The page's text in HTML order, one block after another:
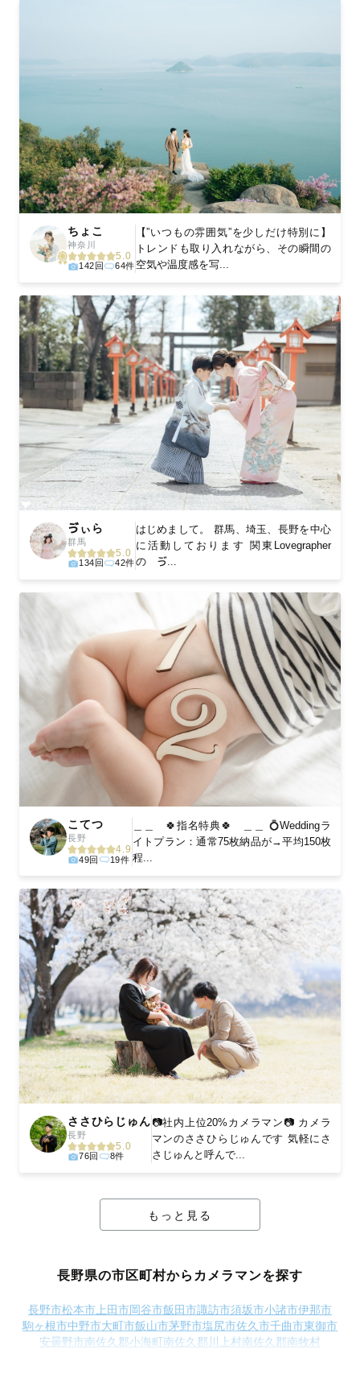
撮影後は、独自の編集技術で写真の明るさや色合いを丁寧に調
整。自然な雰囲気を残しつつも、おしゃれで洗練された仕上がり
出会えます。まずは、ラブグラフの
ちょこ
神奈川
5.0
142回 64件
【”いつもの雰囲気”を少しだけ特別に】
トレンドも取り入れながら、その瞬間の
空気や温度感を写...
ゔぃら
群馬
5.0
134回 42件
はじめまして。 群馬、埼玉、長野を中心
に活動しております 関東Lovegrapher
の ゔ...
こてつ
長野
4.9
49回 19件
＿＿ 🍀指名特典🍀 ＿＿ 💍Weddingラ
イトプラン：通常75枚納品が→平均150枚
程...
ささひらじゅん
長野
5.0
76回 8件
📷社内上位20%カメラマン📷 カメラ
マンのささひらじゅんです 気軽にさ
さじゅんと呼んで...
もっと見る
長野県の市区町村からカメラマンを探す
長野市松本市 上田市岡谷市飯田市諏訪市須坂市小諸市伊那市
駒ヶ根市中野市大町市飯山市茅野市塩尻市佐久市千曲市東御市
安曇野市南佐久郡小海町南佐久郡川上村南佐久郡南牧村